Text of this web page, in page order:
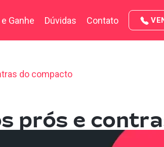
Ganhe Dúvidas Contato
do compacto
prós e